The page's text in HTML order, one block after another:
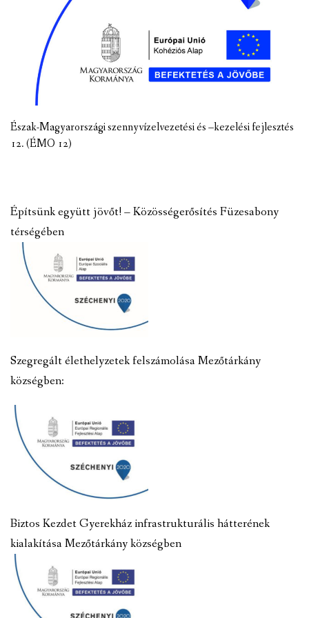
Észak-Magyarországi szennyvízelvezetési és –kezelési fejlesztés
12. (ÉMO 12)
Építsünk együtt jövőt! – Közösségerősítés Füzesabony
térségében
Szegregált élethelyzetek felszámolása Mezőtárkány
községben:
Biztos Kezdet Gyerekház infrastrukturális hátterének
kialakítása Mezőtárkány községben